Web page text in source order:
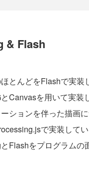
& Flash
とんどをFlashで実装
Canvasを用いて実装
ションを伴った描画
で実装して
Flashをプログラムの